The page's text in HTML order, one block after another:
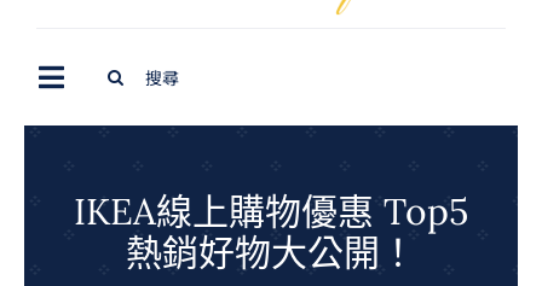
Toggle
Navigation
生活美學
IKEA線上購物優惠 Top5
熱銷好物大公開！